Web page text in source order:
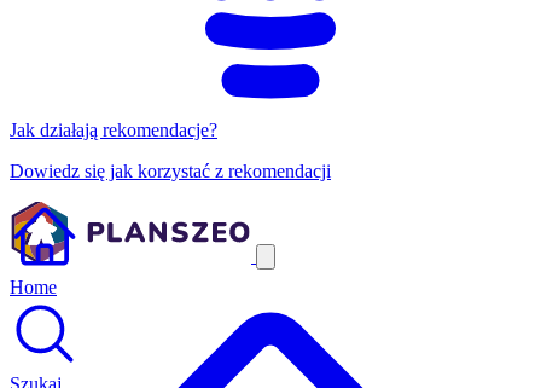
Jak działają rekomendacje?
Dowiedz się jak korzystać z rekomendacji
Home
Szukaj